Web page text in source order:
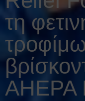
τη
AHEPA